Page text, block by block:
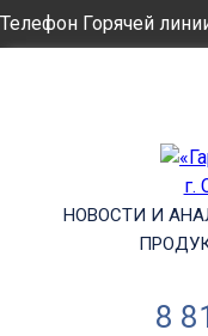
Телефон Горячей
НОВОСТИ И
8